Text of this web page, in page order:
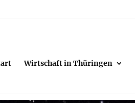
Wirtschaft in Thüringen